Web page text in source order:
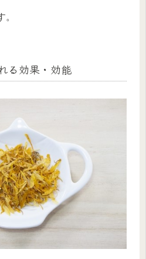
る効果・効能